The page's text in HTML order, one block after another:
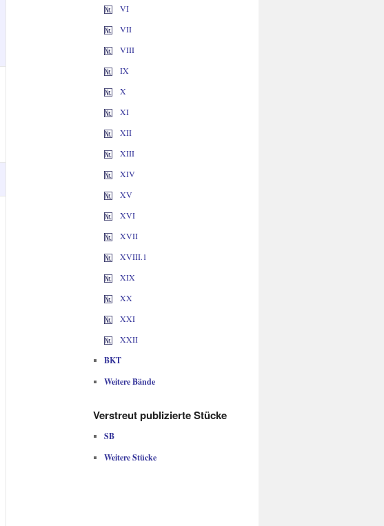
VI
VII
VIII
IX
X
XI
XII
XIII
XIV
XV
XVI
XVII
XVIII.1
XIX
XX
XXI
XXII
BKT
Weitere Bände
Verstreut publizierte Stücke
SB
Weitere Stücke